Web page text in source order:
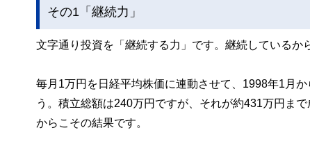
その1「継続力」
文字通り投資を「継続する力」です。継続しているか
毎月1万円を日経平均株価に連動させて、1998年1月
う。積立総額は240万円ですが、それが約431万円ま
からこその結果です。